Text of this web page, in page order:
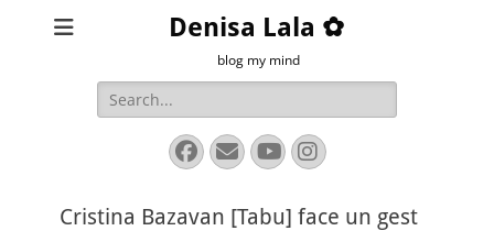
Denisa Lala ✿
blog my mind
Search
for:
Facebook
EmailYouTube
Instagram
Cristina Bazavan [Tabu] face un gest